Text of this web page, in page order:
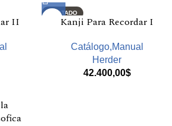
II
AGOTADO
Kanji Para Recordar I
Catálogo,Manual
Herder
42.400,00$